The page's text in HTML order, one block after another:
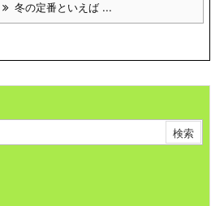
冬の定番といえば ...